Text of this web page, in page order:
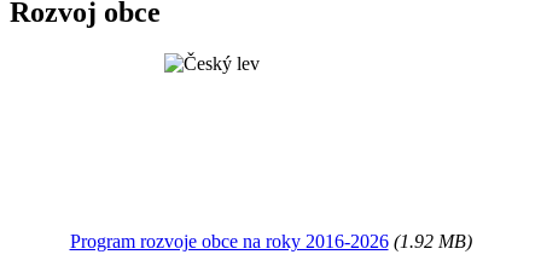
Rozvoj obce
Program rozvoje obce na roky 2016-2026(1.92 MB)